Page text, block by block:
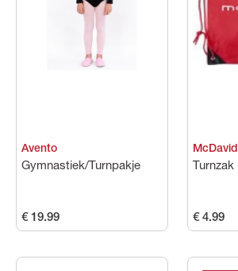
Avento
Gymnastiek/Turnpakje
€ 19.99
McDavid
Turnzak
€ 4.99